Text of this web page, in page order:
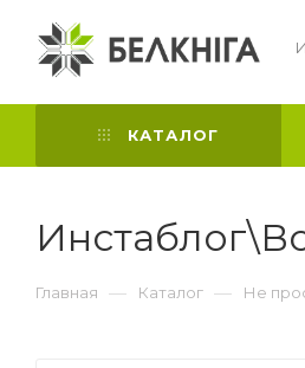
КАТАЛОГ
Главная — Каталог — Не